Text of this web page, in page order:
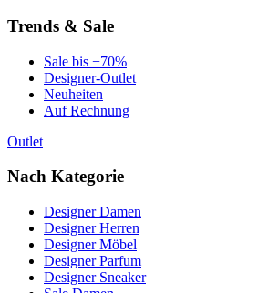
Trends & Sale
Sale bis −70%
Designer-Outlet
Neuheiten
Auf Rechnung
Outlet
Nach Kategorie
Designer Damen
Designer Herren
Designer Möbel
Designer Parfum
Designer Sneaker